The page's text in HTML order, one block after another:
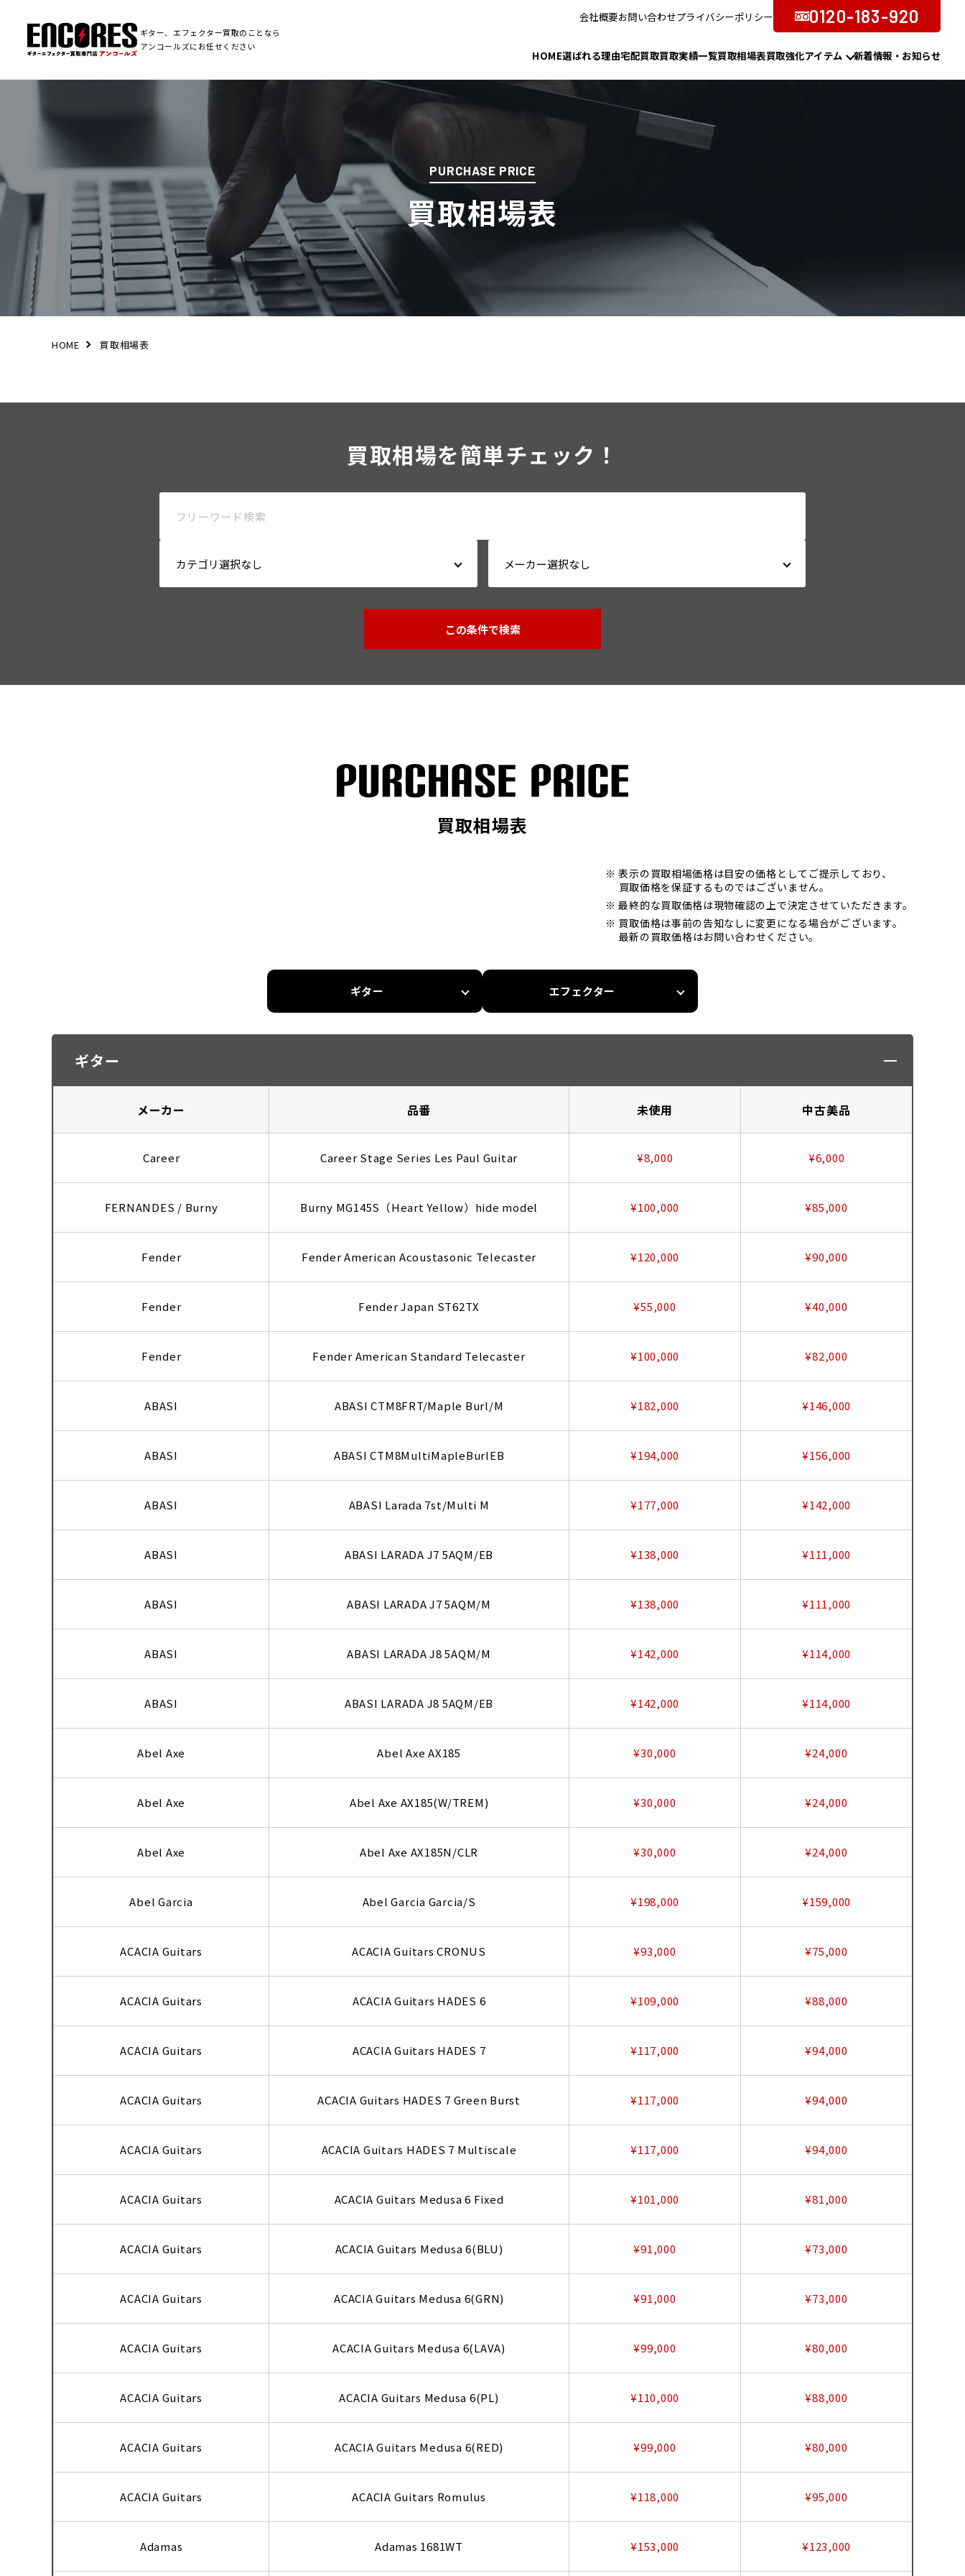
ギター、エフェクター買取のことなら
アンコールズにお任せください
会社概要お問い合わせプライバシーポリシー 0120-183-920
HOME選ばれる理由宅配買取買取実績一覧買取相場表買取強化アイテム 新着情報・お知らせ
PURCHASE PRICE
買取相場表
HOME 買取相場表
買取相場を簡単チェック！
この条件で検索
買取相場表
※ 表示の買取相場価格は目安の価格としてご提示しており、
買取価格を保証するものではございません。
※ 最終的な買取価格は現物確認の上で決定させていただきます。
※ 買取価格は事前の告知なしに変更になる場合がございます。
最新の買取価格はお問い合わせください。
ギター エフェクター
ギター
メーカー 品番 未使用 中古美品
Career Career Stage Series Les Paul Guitar ¥8,000 ¥6,000
FERNANDES / Burny Burny MG145S（Heart Yellow）hide model ¥100,000 ¥85,000
Fender Fender American Acoustasonic Telecaster ¥120,000 ¥90,000
Fender Fender Japan ST62TX ¥55,000 ¥40,000
Fender Fender American Standard Telecaster ¥100,000 ¥82,000
ABASI ABASI CTM8FRT/Maple Burl/M ¥182,000 ¥146,000
ABASI ABASI CTM8MultiMapleBurlEB ¥194,000 ¥156,000
ABASI ABASI Larada 7st/Multi M ¥177,000 ¥142,000
ABASI ABASI LARADA J7 5AQM/EB ¥138,000 ¥111,000
ABASI ABASI LARADA J7 5AQM/M ¥138,000 ¥111,000
ABASI ABASI LARADA J8 5AQM/M ¥142,000 ¥114,000
ABASI ABASI LARADA J8 5AQM/EB ¥142,000 ¥114,000
Abel Axe Abel Axe AX185 ¥30,000 ¥24,000
Abel Axe Abel Axe AX185(W/TREM) ¥30,000 ¥24,000
Abel Axe Abel Axe AX185N/CLR ¥30,000 ¥24,000
Abel Garcia Abel Garcia Garcia/S ¥198,000 ¥159,000
ACACIA Guitars ACACIA Guitars CRONUS ¥93,000 ¥75,000
ACACIA Guitars ACACIA Guitars HADES 6 ¥109,000 ¥88,000
ACACIA Guitars ACACIA Guitars HADES 7 ¥117,000 ¥94,000
ACACIA Guitars ACACIA Guitars HADES 7 Green Burst ¥117,000 ¥94,000
ACACIA Guitars ACACIA Guitars HADES 7 Multiscale ¥117,000 ¥94,000
ACACIA Guitars ACACIA Guitars Medusa 6 Fixed ¥101,000 ¥81,000
ACACIA Guitars ACACIA Guitars Medusa 6(BLU) ¥91,000 ¥73,000
ACACIA Guitars ACACIA Guitars Medusa 6(GRN) ¥91,000 ¥73,000
ACACIA Guitars ACACIA Guitars Medusa 6(LAVA) ¥99,000 ¥80,000
ACACIA Guitars ACACIA Guitars Medusa 6(PL) ¥110,000 ¥88,000
ACACIA Guitars ACACIA Guitars Medusa 6(RED) ¥99,000 ¥80,000
ACACIA Guitars ACACIA Guitars Romulus ¥118,000 ¥95,000
Adamas Adamas 1681WT ¥153,000 ¥123,000